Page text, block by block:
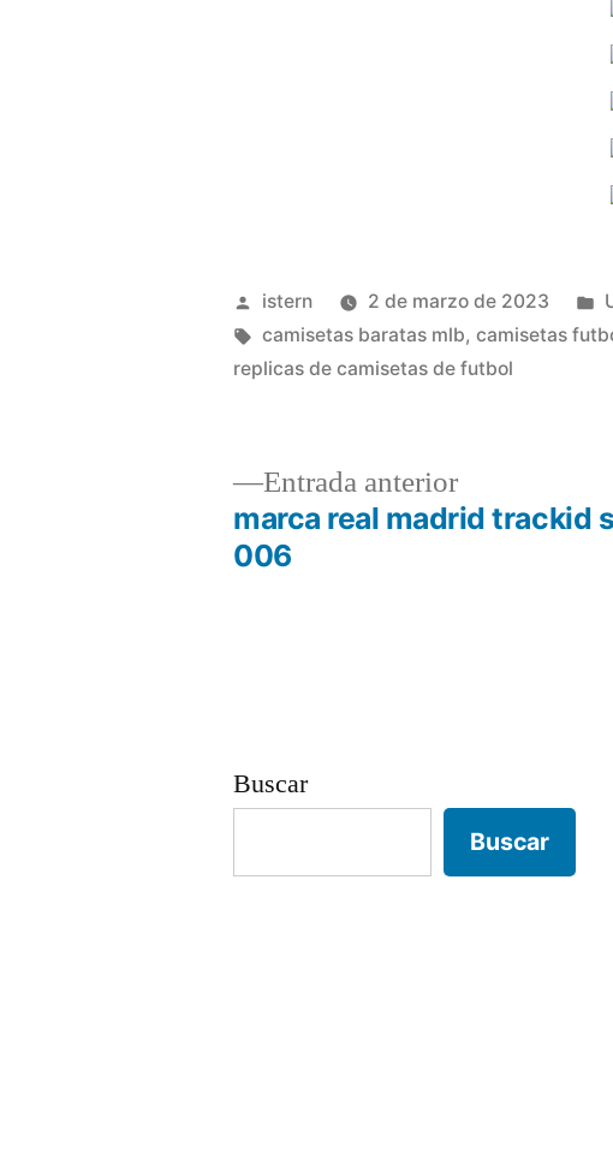
Publicado
por
istern 2 de marzo de 2023
Etiquetas:
camisetas baratas mlb,camisetas
replicas de camisetas de futbol
Navegación
Entrada anteriorEntrada
anterior:
marca real madrid trackid
006
Buscar
Buscar